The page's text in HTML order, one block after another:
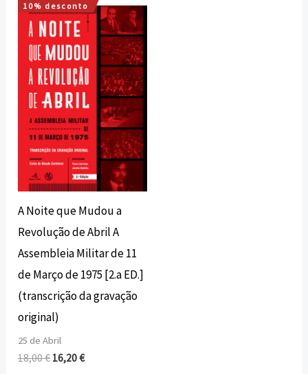
10% desconto
A Noite que Mudou a
Revolução de Abril A
Assembleia Militar de 11
de Março de 1975 [2.a ED.]
(transcrição da gravação
original)
25 de Abril
18,00€
O
preço
original
era:
18,00 €.
16,20€
O
preço
atual
16,20 €.